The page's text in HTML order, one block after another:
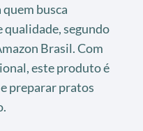
busca
segundo
Brasil. Com
este produto é
preparar pratos